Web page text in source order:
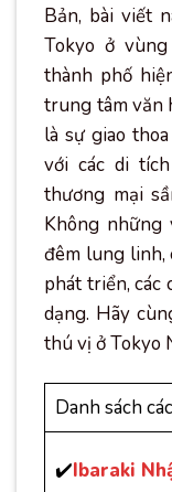
Bản, bài viết
Tokyo ở
thành phố
trung tâm văn
là sự giao
với các di
thương mại
Không những
đêm lung linh,
phát triển, các
dạng. Hãy
thú vị ở Tokyo
Danh sách
✔️Ibaraki